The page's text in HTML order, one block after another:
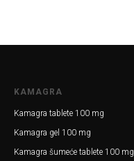
KAMAGRA
Kamagra tablete 100 mg
Kamagra gel 100 mg
Kamagra šumeće tablete 100 mg